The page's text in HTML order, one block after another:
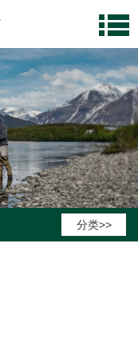
分类>>